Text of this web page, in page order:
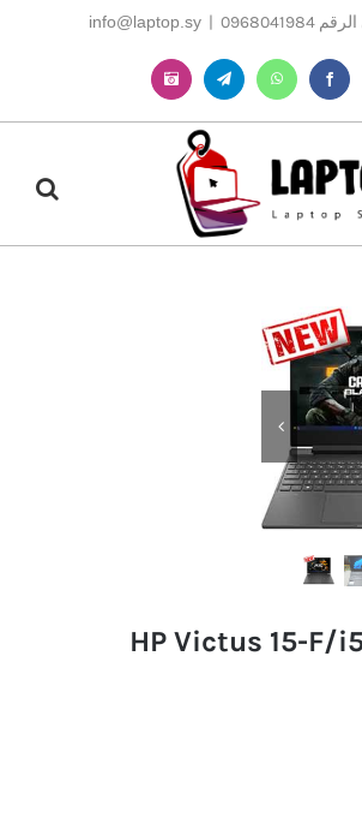
|
info@laptop.sy
Facebook
WhatsApp
Telegram
Instagram
HP Victus 15-F/